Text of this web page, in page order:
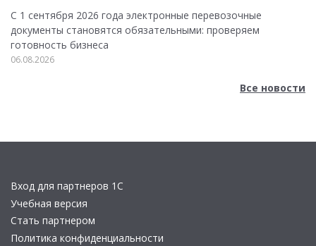
С 1 сентября 2026 года электронные перевозочные
документы становятся обязательными: проверяем
готовность бизнеса
06.08.2026
Все новости
Вход для партнеров 1С
Учебная версия
Стать партнером
Политика конфиденциальности